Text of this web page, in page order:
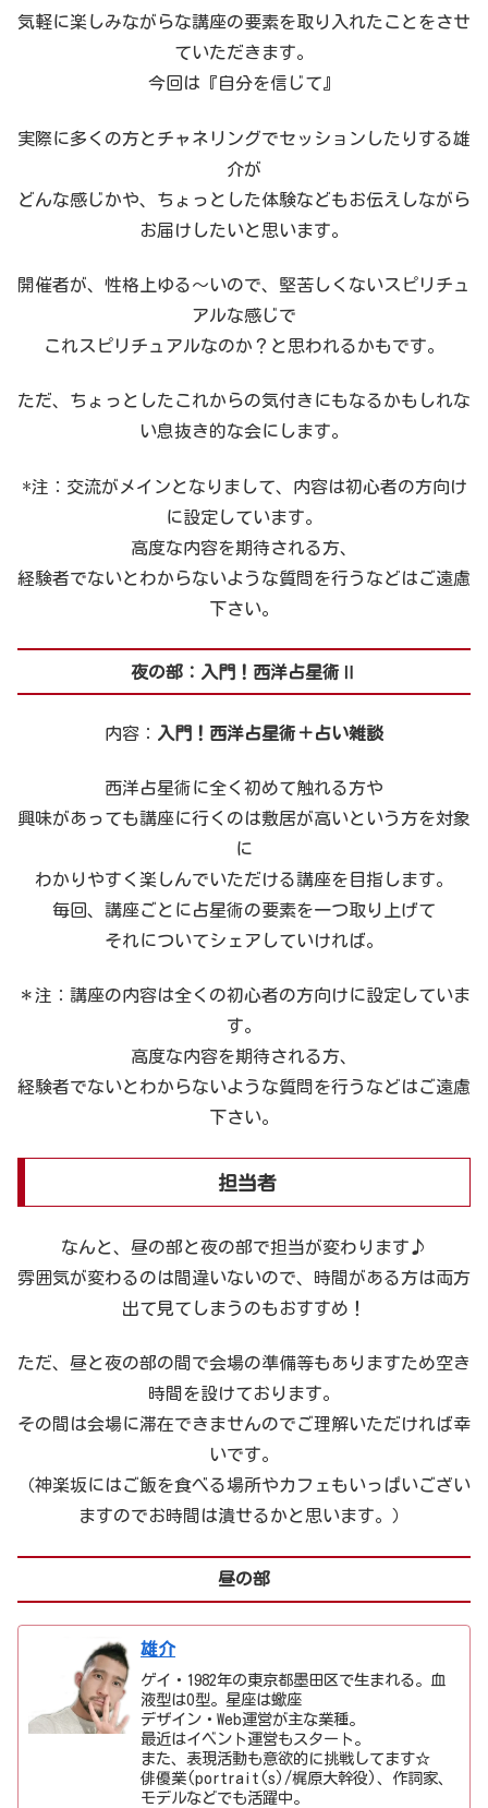
気軽に楽しみながらな講座の要素を取り入れたことをさせ
ていただきます。
今回は『自分を信じて』
実際に多くの方とチャネリングでセッションしたりする雄
介が
どんな感じかや、ちょっとした体験などもお伝えしながら
お届けしたいと思います。
開催者が、性格上ゆる～いので、堅苦しくないスピリチュ
アルな感じで
これスピリチュアルなのか？と思われるかもです。
ただ、ちょっとしたこれからの気付きにもなるかもしれな
い息抜き的な会にします。
*注：交流がメインとなりまして、内容は初心者の方向け
に設定しています。
高度な内容を期待される方、
経験者でないとわからないような質問を行うなどはご遠慮
下さい。
夜の部：入門！西洋占星術Ⅱ
内容： 入門！西洋占星術＋占い雑談
西洋占星術に全く初めて触れる方や
興味があっても講座に行くのは敷居が高いという方を対象
に
わかりやすく楽しんでいただける講座を目指します。
毎回、講座ごとに占星術の要素を一つ取り上げて
それについてシェアしていければ。
＊注：講座の内容は全くの初心者の方向けに設定していま
す。
高度な内容を期待される方、
経験者でないとわからないような質問を行うなどはご遠慮
下さい。
担当者
なんと、昼の部と夜の部で担当が変わります♪
雰囲気が変わるのは間違いないので、時間がある方は両方
出て見てしまうのもおすすめ！
ただ、昼と夜の部の間で会場の準備等もありますため空き
時間を設けております。
その間は会場に滞在できませんのでご理解いただければ幸
いです。
（神楽坂にはご飯を食べる場所やカフェもいっぱいござい
ますのでお時間は潰せるかと思います。）
昼の部
雄介
ゲイ・1982年の東京都墨田区で生まれる。血
液型はO型。星座は蠍座
デザイン・Web運営が主な業種。
最近はイベント運営もスタート。
また、表現活動も意欲的に挑戦してます☆
俳優業(portrait(s)/梶原大幹役)、作詞家、
モデルなどでも活躍中。